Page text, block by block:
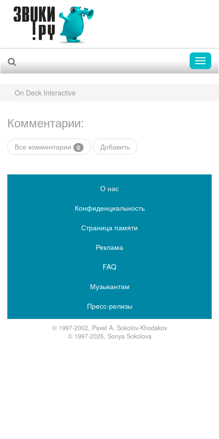
On Deck Interactive
Комментарии:
Все комментарии 0 Добавить
О нас
Конфиденциальность
Страница памяти
Реклама
FAQ
Музыкантам
Пресс-релизы
© 1997-2002, Pavel A. Sokolov-Khodakov
© 1997-2026, Sonya Sokolova